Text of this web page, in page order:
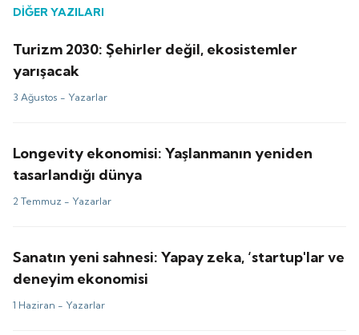
DİĞER YAZILARI
Turizm 2030: Şehirler değil, ekosistemler
yarışacak
3 Ağustos - Yazarlar
Longevity ekonomisi: Yaşlanmanın yeniden
tasarlandığı dünya
2 Temmuz - Yazarlar
Sanatın yeni sahnesi: Yapay zeka, ‘startup'lar ve
deneyim ekonomisi
1 Haziran - Yazarlar